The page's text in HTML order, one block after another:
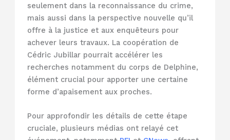
seulement dans la reconnaissance du crime,
mais aussi dans la perspective nouvelle qu’il
offre à la justice et aux enquêteurs pour
achever leurs travaux. La coopération de
Cédric Jubillar pourrait accélérer les
recherches notamment du corps de Delphine,
élément crucial pour apporter une certaine
forme d’apaisement aux proches.
Pour approfondir les détails de cette étape
cruciale, plusieurs médias ont relayé cet